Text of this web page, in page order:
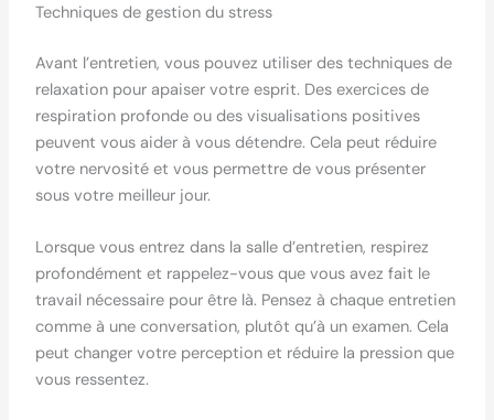
Techniques de gestion du stress
Avant l’entretien, vous pouvez utiliser des techniques de
relaxation pour apaiser votre esprit. Des exercices de
respiration profonde ou des visualisations positives
peuvent vous aider à vous détendre. Cela peut réduire
votre nervosité et vous permettre de vous présenter
sous votre meilleur jour.
Lorsque vous entrez dans la salle d’entretien, respirez
profondément et rappelez-vous que vous avez fait le
travail nécessaire pour être là. Pensez à chaque entretien
comme à une conversation, plutôt qu’à un examen. Cela
peut changer votre perception et réduire la pression que
vous ressentez.